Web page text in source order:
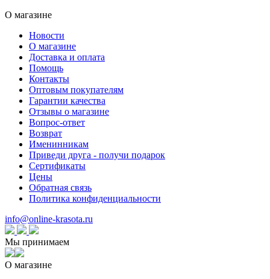
О магазине
Новости
О магазине
Доставка и оплата
Помощь
Контакты
Оптовым покупателям
Гарантии качества
Отзывы о магазине
Вопрос-ответ
Возврат
Именинникам
Приведи друга - получи подарок
Сертификаты
Цены
Обратная связь
Политика конфиденциальности
info@online-krasota.ru
Мы принимаем
О магазине